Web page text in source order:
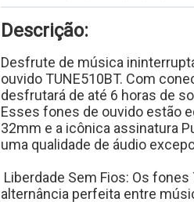
Descrição:
Desfrute de música
ouvido TUNE510BT. Com
desfrutará de até 6 horas de
Esses fones de ouvido estão
32mm e a icônica assinatura
uma qualidade de áudio
Liberdade Sem Fios: Os
alternância perfeita entre